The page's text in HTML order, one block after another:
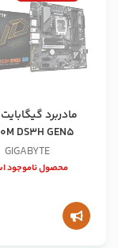
مادربرد
DS3H GEN5
GIGABYTE
محصول ناموجود